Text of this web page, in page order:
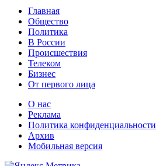
Главная
Общество
Политика
В России
Происшествия
Телеком
Бизнес
От первого лица
О нас
Реклама
Политика конфиденциальности
Архив
Мобильная версия